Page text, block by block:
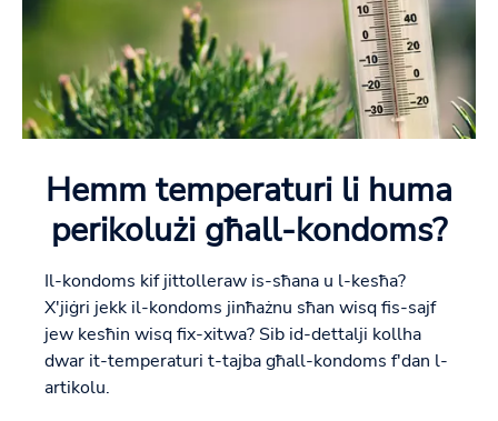
Hemm temperaturi li huma
perikolużi għall-kondoms?
Il-kondoms kif jittolleraw is-sħana u l-kesħa?
X'jiġri jekk il-kondoms jinħażnu sħan wisq fis-sajf
jew kesħin wisq fix-xitwa? Sib id-dettalji kollha
dwar it-temperaturi t-tajba għall-kondoms f'dan l-
artikolu.